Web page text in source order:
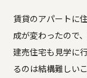
賃貸のアパートに
成が変わったので
建売住宅も見学に
るのは結構難しい